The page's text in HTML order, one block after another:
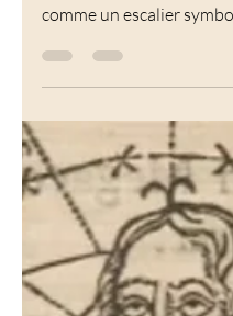
vers la liberté
La théologie médiévale
l’univers un ordre
comme un escalier
de la Terre jusqu’au Ciel,
structure peut être
diagramme du Tarot...